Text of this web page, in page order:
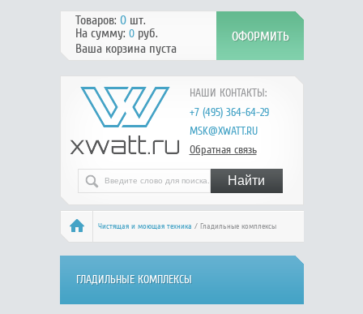
НАШИ КОНТАКТЫ:
+7 (495) 364-64-29
MSK@XWATT.RU
Обратная связь
Товаров: 0шт.
На сумму: 0руб.
Ваша корзина пуста
Чистящая и моющая техника / Гладильные комплексы
ГЛАДИЛЬНЫЕ КОМПЛЕКСЫ